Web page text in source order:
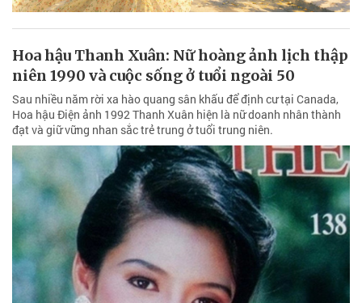
Hoa hậu Thanh Xuân: Nữ hoàng ảnh lịch thập
niên 1990 và cuộc sống ở tuổi ngoài 50
Sau nhiều năm rời xa hào quang sân khấu để định cư tại Canada,
Hoa hậu Điện ảnh 1992 Thanh Xuân hiện là nữ doanh nhân thành
đạt và giữ vững nhan sắc trẻ trung ở tuổi trung niên.